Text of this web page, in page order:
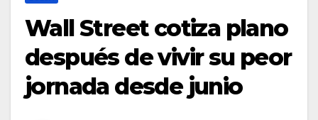
Wall Street cotiza plano
después de vivir su peor
jornada desde junio